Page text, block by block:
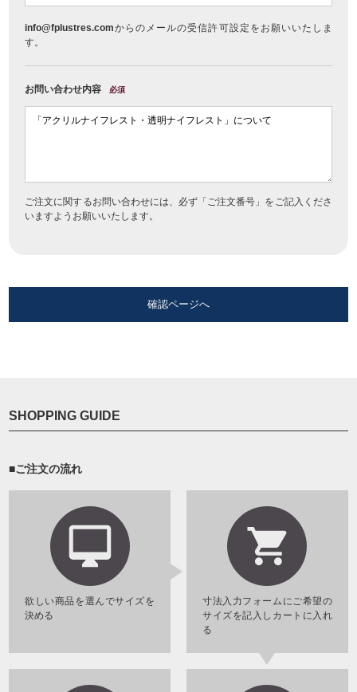
info@fplustres.comからのメールの受信許可設定をお願いいたしま
す。
お問い合わせ内容 必須
ご注文に関するお問い合わせには、必ず「ご注文番号」をご記入くださ
いますようお願いいたします。
確認ページへ
SHOPPING GUIDE
■ご注文の流れ
欲しい商品を選んでサイズを
決める
寸法入力フォームにご希望の
サイズを記入しカートに入れ
る